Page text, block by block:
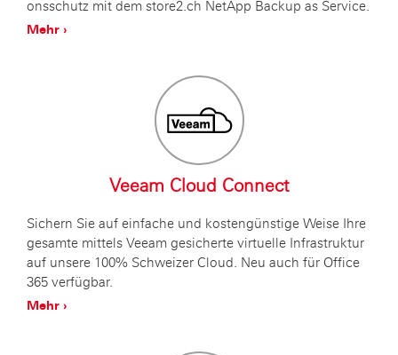
ons­schutz mit dem store2.ch NetApp Back­up as Ser­vice.
Mehr ›
Veeam Cloud Con­nect
Si­chern Sie auf ein­fa­che und kos­ten­güns­ti­ge Weise Ihre
ge­sam­te mit­tels Veeam ge­si­cher­te vir­tu­el­le In­fra­struk­tur
auf un­se­re 100% Schwei­zer Cloud. Neu auch für Of­fice
365 ver­füg­bar.
Mehr ›